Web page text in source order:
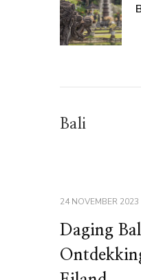
Bali
24 NOVEMBER 2023
Daging